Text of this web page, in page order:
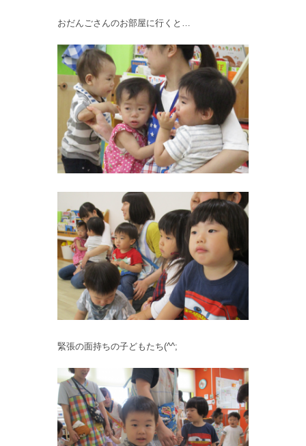
おだんごさんのお部屋に行くと…
緊張の面持ちの子どもたち(^^;